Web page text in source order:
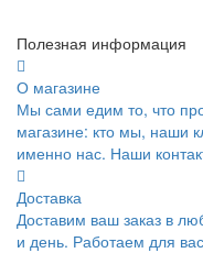
Полезная информация
О магазине
Мы сами едим то, что
магазине: кто мы, наши
именно нас. Наши
Доставка
Доставим ваш заказ в
и день. Работаем для